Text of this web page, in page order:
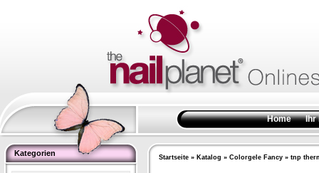
Home Ihr
Kategorien Startseite » Katalog » Colorgele Fancy » tnp